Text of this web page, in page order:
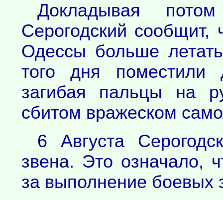
Докладывая
Серогодский
Одессы больше
того дня поместили
загибая пальцы на
сбитом вражеском
6 Августа
звена. Это означало,
за выполнение боевых